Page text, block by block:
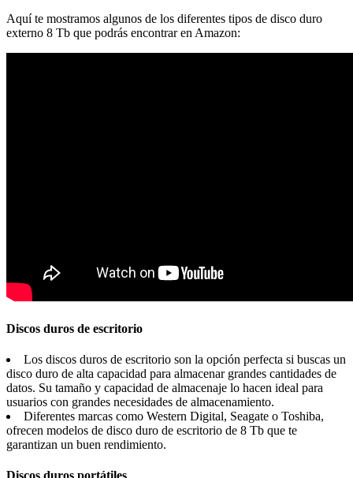
Aquí te mostramos algunos de los diferentes tipos de disco duro
externo 8 Tb que podrás encontrar en Amazon:
Discos duros de escritorio
Los discos duros de escritorio son la opción perfecta si buscas un
disco duro de alta capacidad para almacenar grandes cantidades de
datos. Su tamaño y capacidad de almacenaje lo hacen ideal para
usuarios con grandes necesidades de almacenamiento.
Diferentes marcas como Western Digital, Seagate o Toshiba,
ofrecen modelos de disco duro de escritorio de 8 Tb que te
garantizan un buen rendimiento.
Discos duros portátiles